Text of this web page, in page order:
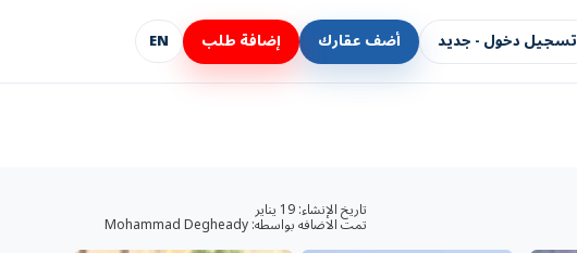
تسجيل دخول - جديد أضف عقارك إضافة طلب EN
تاريخ الإنشاء: 19 يناير
تمت الاضافه بواسطه: Mohammad Degheady